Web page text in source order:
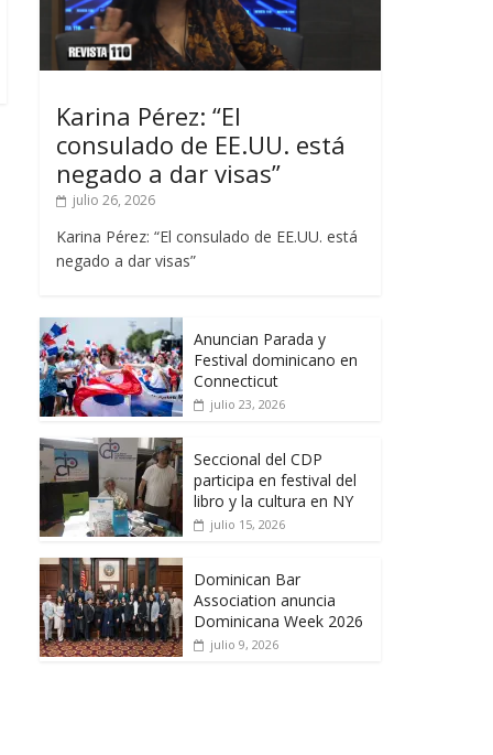
Karina Pérez: “El
consulado de EE.UU. está
negado a dar visas”
julio 26, 2026
Karina Pérez: “El consulado de EE.UU. está
negado a dar visas”
Anuncian Parada y
Festival dominicano en
Connecticut
julio 23, 2026
Seccional del CDP
participa en festival del
libro y la cultura en NY
julio 15, 2026
Dominican Bar
Association anuncia
Dominicana Week 2026
julio 9, 2026